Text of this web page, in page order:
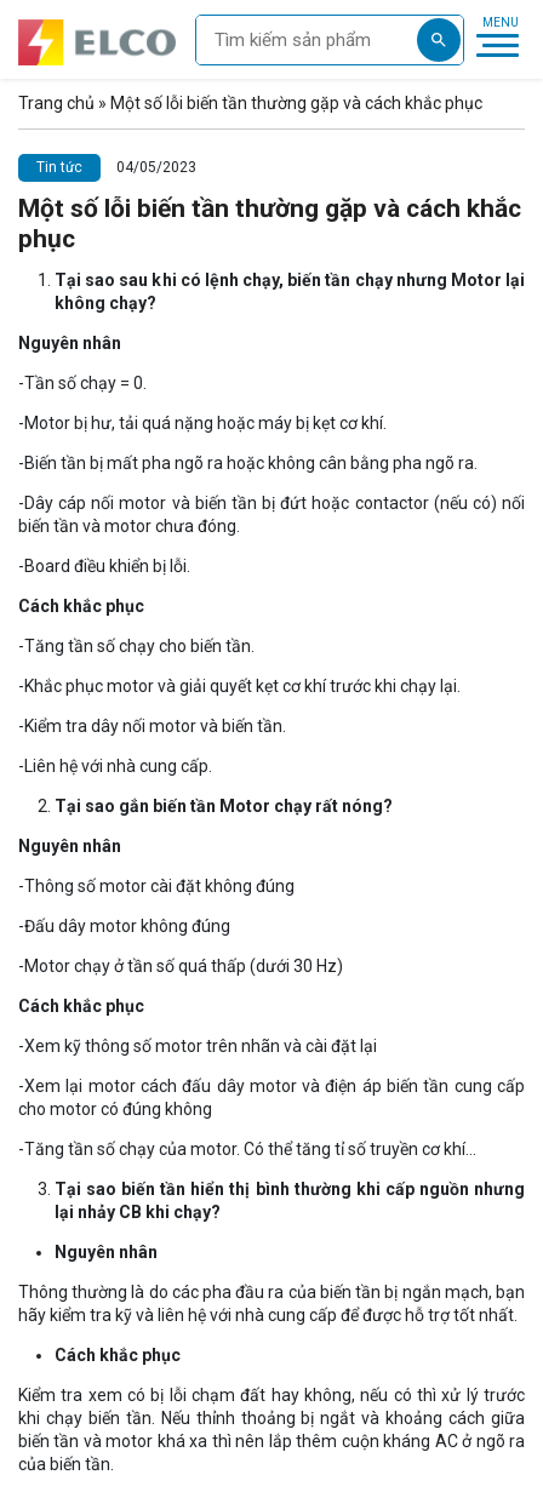
Trang chủ » Một số lỗi biến tần thường gặp và cách khắc phục
Tin tức 04/05/2023
Một số lỗi biến tần thường gặp và cách khắc
phục
Tại sao sau khi có lệnh chạy, biến tần chạy nhưng Motor lại
không chạy?
Nguyên nhân
-Tần số chạy = 0.
-Motor bị hư, tải quá nặng hoặc máy bị kẹt cơ khí.
-Biến tần bị mất pha ngõ ra hoặc không cân bằng pha ngõ ra.
-Dây cáp nối motor và biến tần bị đứt hoặc contactor (nếu có) nối
biến tần và motor chưa đóng.
-Board điều khiển bị lỗi.
Cách khắc phục
-Tăng tần số chạy cho biến tần.
-Khắc phục motor và giải quyết kẹt cơ khí trước khi chạy lại.
-Kiểm tra dây nối motor và biến tần.
-Liên hệ với nhà cung cấp.
Tại sao gắn biến tần Motor chạy rất nóng?
Nguyên nhân
-Thông số motor cài đặt không đúng
-Đấu dây motor không đúng
-Motor chạy ở tần số quá thấp (dưới 30 Hz)
Cách khắc phục
-Xem kỹ thông số motor trên nhãn và cài đặt lại
-Xem lại motor cách đấu dây motor và điện áp biến tần cung cấp
cho motor có đúng không
-Tăng tần số chạy của motor. Có thể tăng tỉ số truyền cơ khí…
Tại sao biến tần hiển thị bình thường khi cấp nguồn nhưng
lại nhảy CB khi chạy?
Nguyên nhân
Thông thường là do các pha đầu ra của biến tần bị ngắn mạch, bạn
hãy kiểm tra kỹ và liên hệ với nhà cung cấp để được hỗ trợ tốt nhất.
Cách khắc phục
Kiểm tra xem có bị lỗi chạm đất hay không, nếu có thì xử lý trước
khi chạy biến tần. Nếu thỉnh thoảng bị ngắt và khoảng cách giữa
biến tần và motor khá xa thì nên lắp thêm cuộn kháng AC ở ngõ ra
của biến tần.